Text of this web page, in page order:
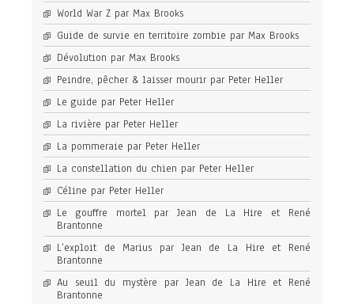
World War Z par Max Brooks
Guide de survie en territoire zombie par Max Brooks
Dévolution par Max Brooks
Peindre, pêcher & laisser mourir par Peter Heller
Le guide par Peter Heller
La rivière par Peter Heller
La pommeraie par Peter Heller
La constellation du chien par Peter Heller
Céline par Peter Heller
Le gouffre mortel par Jean de La Hire et René
Brantonne
L’exploit de Marius par Jean de La Hire et René
Brantonne
Au seuil du mystère par Jean de La Hire et René
Brantonne